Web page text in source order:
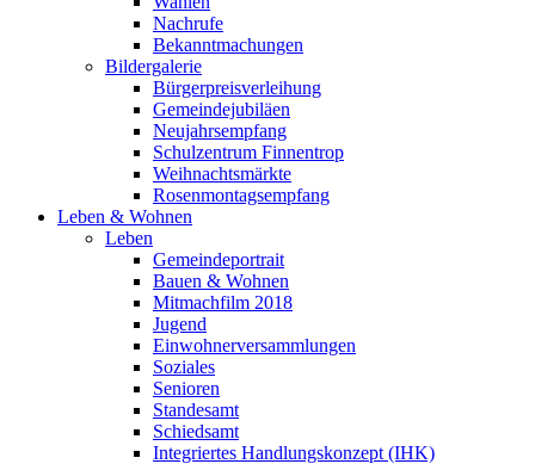
Nachrufe
Bekanntmachungen
Bildergalerie
Bürgerpreisverleihung
Gemeindejubiläen
Neujahrsempfang
Schulzentrum Finnentrop
Weihnachtsmärkte
Rosenmontagsempfang
Leben & Wohnen
Leben
Gemeindeportrait
Bauen & Wohnen
Mitmachfilm 2018
Jugend
Einwohnerversammlungen
Soziales
Senioren
Standesamt
Schiedsamt
Integriertes Handlungskonzept (IHK)